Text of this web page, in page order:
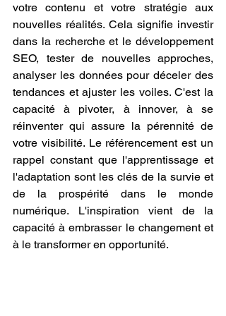
votre contenu et votre stratégie aux
nouvelles réalités. Cela signifie investir
dans la recherche et le développement
SEO, tester de nouvelles approches,
analyser les données pour déceler des
tendances et ajuster les voiles. C'est la
capacité à pivoter, à innover, à se
réinventer qui assure la pérennité de
votre visibilité. Le référencement est un
rappel constant que l'apprentissage et
l'adaptation sont les clés de la survie et
de la prospérité dans le monde
numérique. L'inspiration vient de la
capacité à embrasser le changement et
à le transformer en opportunité.